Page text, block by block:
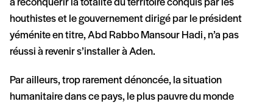
à reconquérir la totalité du territoire conquis par les
houthistes et le gouvernement dirigé par le président
yéménite en titre, Abd Rabbo Mansour Hadi, n’a pas
réussi à revenir s’installer à Aden.
Par ailleurs, trop rarement dénoncée, la situation
humanitaire dans ce pays, le plus pauvre du monde